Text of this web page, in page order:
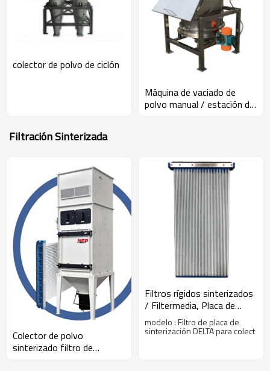
colector de polvo de ciclón
Máquina de vaciado de
polvo manual / estación de
Filtración Sinterizada
Colector de polvo
sinterizado filtro de
Filtros rígidos sinterizados
/ Filtermedia, Placa de
sinterización de polietileno,
Unidad de filtro DELTA Flex
modelo : Filtro de placa de
sinterización DELTA para colect